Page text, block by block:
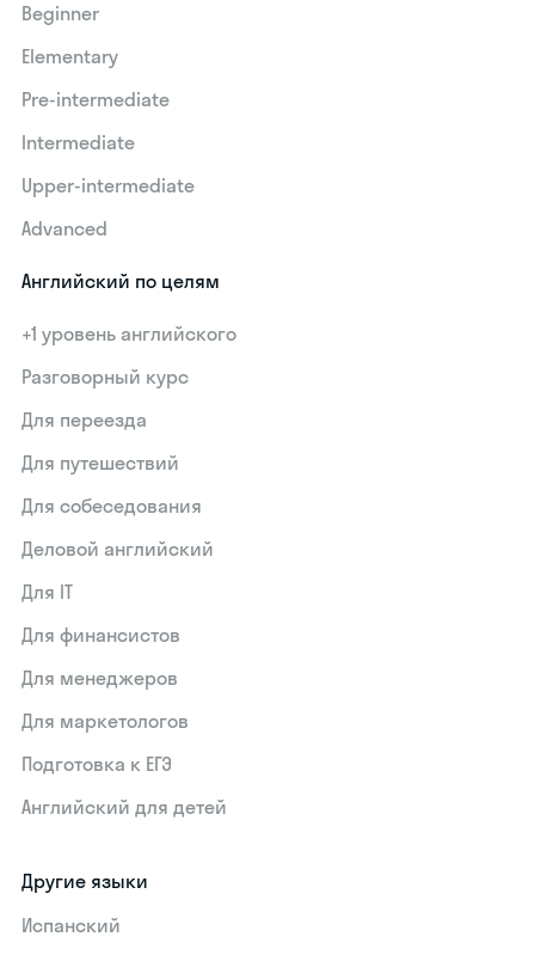
Beginner
Elementary
Pre-intermediate
Intermediate
Upper-intermediate
Advanced
Английский по целям
+1 уровень английского
Разговорный курс
Для переезда
Для путешествий
Для собеседования
Деловой английский
Для IT
Для финансистов
Для менеджеров
Для маркетологов
Подготовка к ЕГЭ
Английский для детей
Другие языки
Испанский